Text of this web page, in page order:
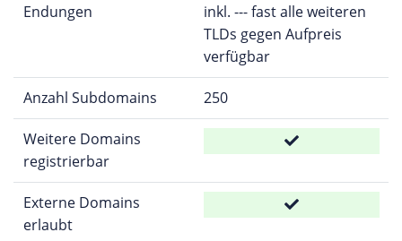
Endungen
inkl. --- fast alle weiteren
TLDs gegen Aufpreis
verfügbar
Anzahl Subdomains 250
Weitere Domains
registrierbar
Externe Domains
erlaubt